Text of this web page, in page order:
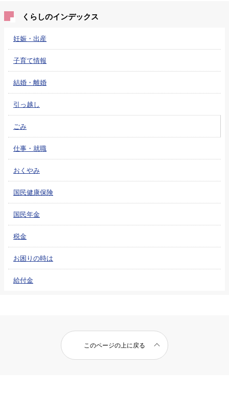
くらしのインデックス
妊娠・出産
子育て情報
結婚・離婚
引っ越し
ごみ
仕事・就職
おくやみ
国民健康保険
国民年金
税金
お困りの時は
給付金
このページの上に戻る